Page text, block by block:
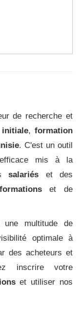
de recherche et
,formation
. C'est un outil
mis à la
salariés et des
formationset de
une multitude de
optimale à
des acheteurs et
inscrire votre
et utiliser nos